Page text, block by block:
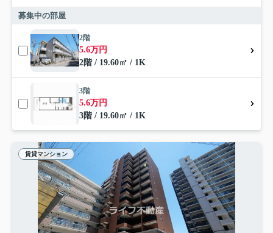
募集中の部屋
2階
5.6万円
2階 / 19.60㎡ / 1K
3階
5.6万円
3階 / 19.60㎡ / 1K
賃貸マンション